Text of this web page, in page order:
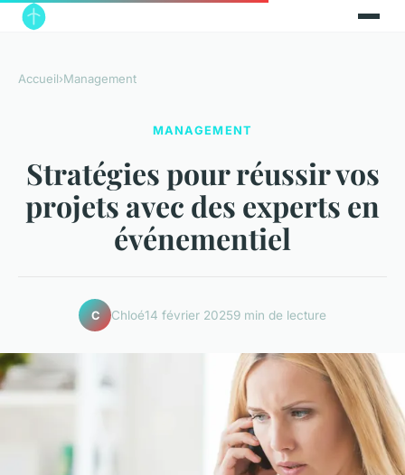
Accueil›Management
MANAGEMENT
Stratégies pour réussir vos
projets avec des experts en
événementiel
C Chloé14 février 20259 min de lecture